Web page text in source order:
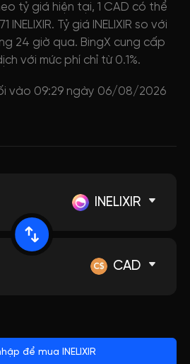
tỷ giá hiện tại, 1 CAD có thể
Tỷ giá INELIXIR so với
24 giờ qua. BingX cung cấp
với mức phí chỉ từ 0.1%.
vào 09:29 ngày 06/08/2026
INELIXIR
CAD
để mua INELIXIR